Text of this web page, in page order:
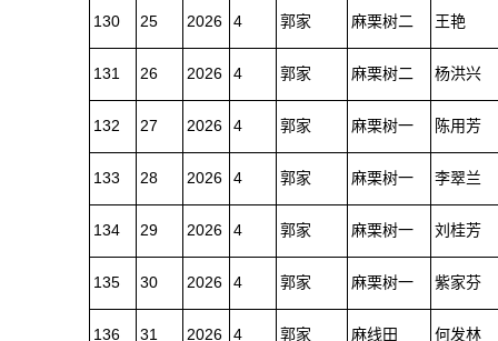
130 25 2026 4 郭家 麻栗树二 王艳
131 26 2026 4 郭家 麻栗树二 杨洪兴
132 27 2026 4 郭家 麻栗树一 陈用芳
133 28 2026 4 郭家 麻栗树一 李翠兰
134 29 2026 4 郭家 麻栗树一 刘桂芳
135 30 2026 4 郭家 麻栗树一 紫家芬
136 31 2026 4 郭家 麻线田 何发林